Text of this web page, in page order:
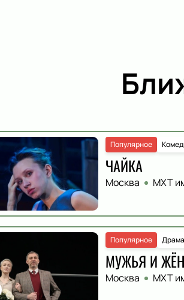
Популярное
ЧАЙКА
Москва МХТ
Драма
Популярное
МУЖЬЯ И
Москва МХТ